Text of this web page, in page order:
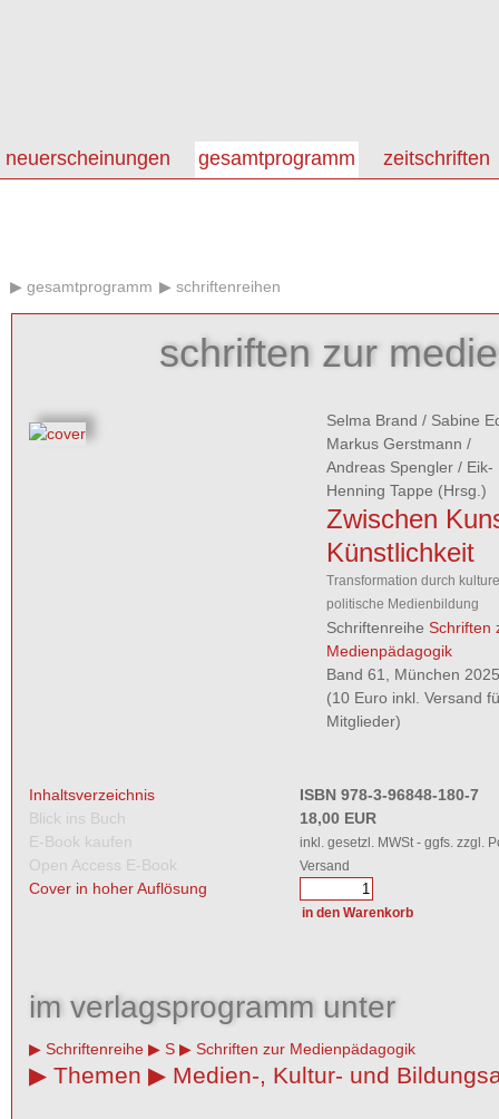
neuerscheinungen gesamtprogramm zeitschriften
gesamtprogramm schriftenreihen
schriften zur
Selma Brand / Sabine
Markus Gerstmann /
Andreas Spengler/ Eik-
Henning Tappe (Hrsg.)
Zwischen
Künstlichkeit
Transformation durch
politische Medienbildung
Schriftenreihe Schriften
Medienpädagogik
Band 61, München
(10 Euro inkl. Versand
Mitglieder)
Inhaltsverzeichnis
Blick ins Buch
E-Book kaufen
Open Access E-Book
Cover in hoher Auflösung
ISBN 978-3-96848-180-7
18,00 EUR
inkl. gesetzl. MWSt - ggfs. zzgl.
Versand
im verlagsprogramm unter
Schriftenreihe S Schriften zur Medienpädagogik
Themen Medien-, Kultur- und